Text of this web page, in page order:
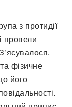
з протидії
провели
фізичне
його